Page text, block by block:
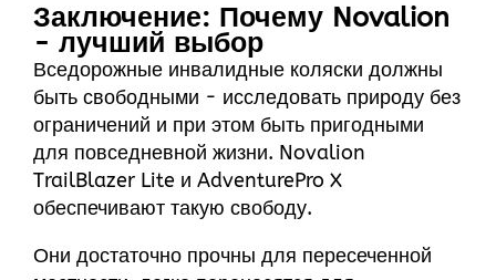
Заключение: Почему Novalion
- лучший выбор
Вседорожные инвалидные коляски должны
быть свободными - исследовать природу без
ограничений и при этом быть пригодными
для повседневной жизни. Novalion
TrailBlazer Lite и AdventurePro X
обеспечивают такую свободу.
Они достаточно прочны для пересеченной